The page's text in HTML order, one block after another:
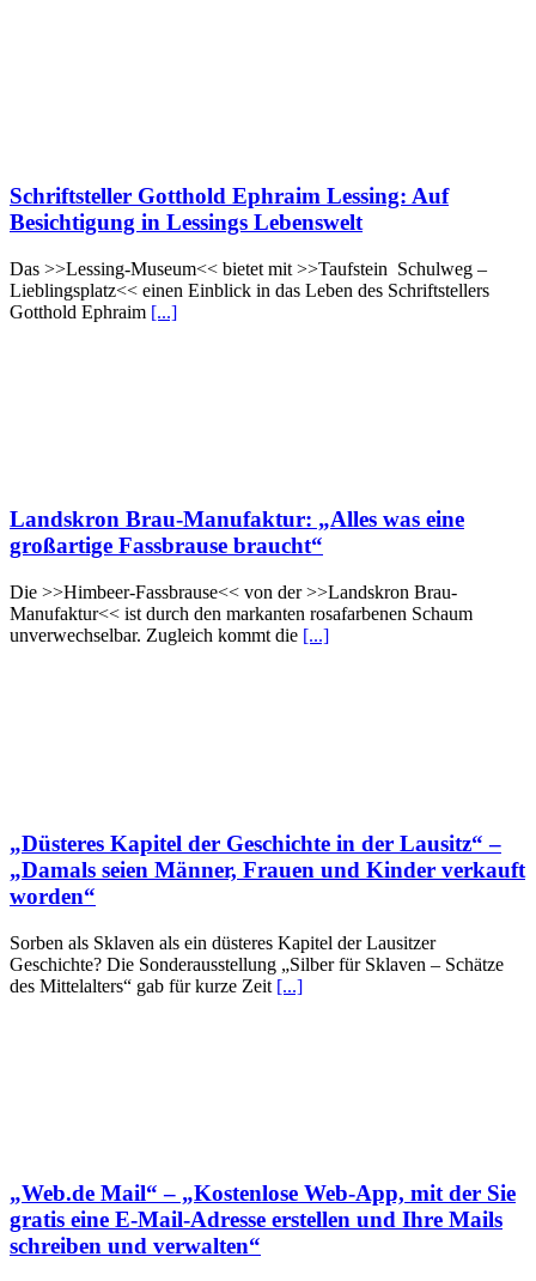
Schriftsteller Gotthold Ephraim Lessing: Auf
Besichtigung in Lessings Lebenswelt
Das >>Lessing-Museum<< bietet mit >>Taufstein Schulweg –
Lieblingsplatz<< einen Einblick in das Leben des Schriftstellers
Gotthold Ephraim [...]
Landskron Brau-Manufaktur: „Alles was eine
großartige Fassbrause braucht“
Die >>Himbeer-Fassbrause<< von der >>Landskron Brau-
Manufaktur<< ist durch den markanten rosafarbenen Schaum
unverwechselbar. Zugleich kommt die [...]
„Düsteres Kapitel der Geschichte in der Lausitz“ –
„Damals seien Männer, Frauen und Kinder verkauft
worden“
Sorben als Sklaven als ein düsteres Kapitel der Lausitzer
Geschichte? Die Sonderausstellung „Silber für Sklaven – Schätze
des Mittelalters“ gab für kurze Zeit [...]
„Web.de Mail“ – „Kostenlose Web-App, mit der Sie
gratis eine E-Mail-Adresse erstellen und Ihre Mails
schreiben und verwalten“